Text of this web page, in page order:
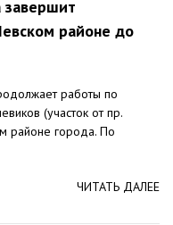
завершит
районе до
работы по
(участок от пр.
районе города. По
ЧИТАТЬ ДАЛЕЕ